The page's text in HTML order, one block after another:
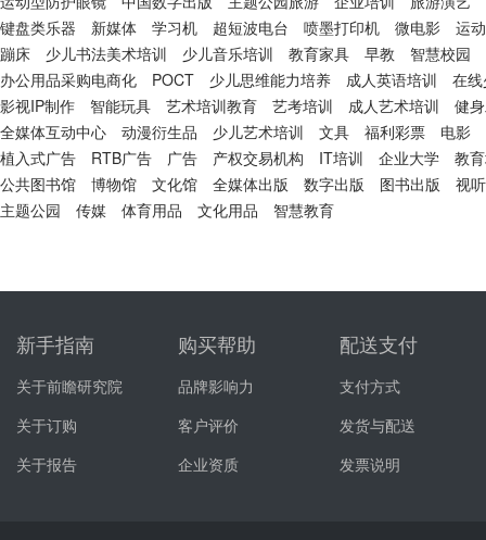
键盘类乐器
新媒体 学习机 超短波电台 喷墨打印机 微电影
运
蹦床
少儿书法美术培训 少儿音乐培训 教育家具 早教
智慧校园
办公用品采购电商化
POCT 少儿思维能力培养 成人英语培训
在
影视IP制作
智能玩具 艺术培训教育 艺考培训 成人艺术培训
健
全媒体互动中心
动漫衍生品 少儿艺术培训 文具 福利彩票
电影
植入式广告
RTB广告 广告 产权交易机构 IT培训 企业大学
教
公共图书馆
博物馆 文化馆 全媒体出版 数字出版 图书出版
视
主题公园
传媒 体育用品 文化用品 智慧教育
新手指南
关于前瞻研究院
关于订购
关于报告
购买帮助
品牌影响力
客户评价
企业资质
配送支付
支付方式
发货与配送
发票说明